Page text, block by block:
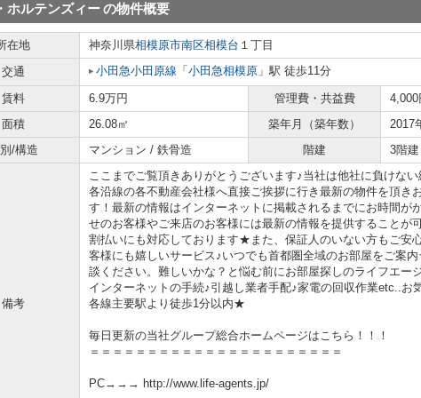
ホルテンズィーの物件概要
在地 神奈川県相模原市南区相模台 １丁目
交通
小田急小田原線 「 小田急相模原 」駅 徒歩11分
賃料 6.9万円 管理費・共益費
4,000
面積
26.08㎡ 築年月（築年数）
2017
/構造
マンション / 鉄骨造 階建 3階建
備考
ここまでご覧頂きありがとうございます♪当社は他社に負けない
各沿線の各不動産会社様へ直接ご挨拶に行き最新の物件を頂き
す！最新の情報はインターネットに掲載されるまでにお時間が
せのお客様やご来店のお客様には最新の情報を提供することが
割払いにも対応しております★また、保証人のいない方もご安
客様にも嬉しいサービス♪いつでも首都圏全域のお部屋をご案
談ください。難しいかな？と悩む前にお部屋探しのライフエー
インターネットの手続♪引越し業者手配♪家電の回収作業etc..お
各線主要駅より徒歩1分以内★
毎日更新の当社グループ総合ホームページはこちら！！！
＝＝＝＝＝＝＝＝＝＝＝＝＝＝＝＝＝＝＝＝＝＝
PC→→→ http://www.life-agents.jp/